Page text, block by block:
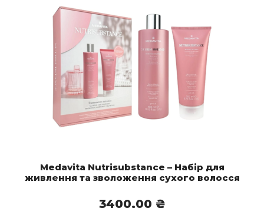
Medavita Nutrisubstance – Набір для
живлення та зволоження сухого волосся
3400,00 ₴